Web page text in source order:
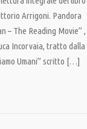
Arrigoni. Pandora
– The Reading Movie” ,
Incorvaia, tratto dalla
Umani” scritto […]